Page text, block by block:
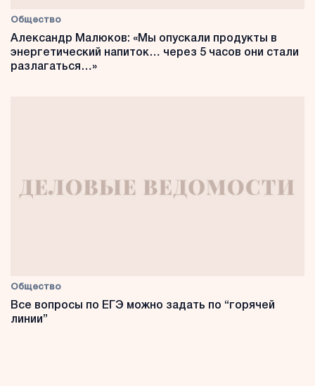
Общество
Александр Малюков: «Мы опускали продукты в
энергетический напиток… через 5 часов они стали
разлагаться…»
Общество
Все вопросы по ЕГЭ можно задать по “горячей
линии”